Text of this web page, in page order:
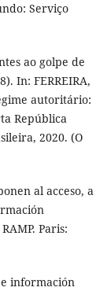
Serviço
ao golpe de
In: FERREIRA,
autoritário:
República
2020. (O
al acceso, a
Paris:
información